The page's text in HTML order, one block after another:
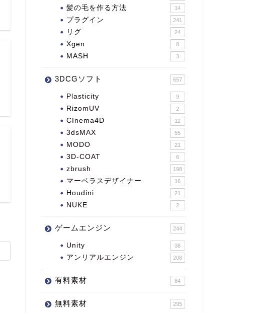
髪の毛を作る方法 14
プラグイン 241
リグ 24
Xgen 8
MASH 3
3DCGソフト 657
Plasticity 9
RizomUV 2
CInema4D 12
3dsMAX 55
MODO 21
3D-COAT 6
zbrush 198
マーベラスデザイナー 16
Houdini 21
NUKE 2
ゲームエンジン 244
Unity 38
アンリアルエンジン 208
有料素材 84
無料素材 295